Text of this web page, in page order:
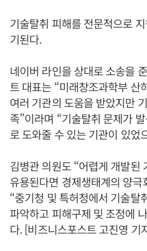
기술탈취 피해를 전문적으로
기된다.
네이버 라인을 상대로 소송을
트 대표는 “미래창조과학부 산
여러 기관의 도움을 받았지만
족”이라며 “기술탈취 문제가
로 도와줄 수 있는 기관이 있었
김병관 의원도 “어렵게 개발된
유용된다면 경제생태계의 양
“중기청 및 특허청에서 기술탈
파악하고 피해구제 및 조정에
다. [비즈니스포스트 고진영 기